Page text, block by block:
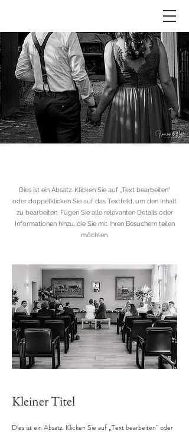
Dies ist ein Absatz. Klicken Sie auf „Text bearbeiten“
oder doppelklicken Sie auf das Textfeld, um den Inhalt
zu bearbeiten. Fügen Sie alle relevanten Details oder
Informationen hinzu, die Sie mit Ihren Besuchern teilen
möchten.
Kleiner Titel
Dies ist ein Absatz. Klicken Sie auf „Text bearbeiten“ oder